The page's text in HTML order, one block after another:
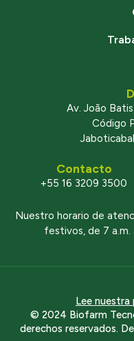
Av. João
Código
Contacto
+55 16 3209 3500
Nuestro horario de
festivos, de 7 a.m.
Lee
© 2024 Biofarm
derechos reservados.